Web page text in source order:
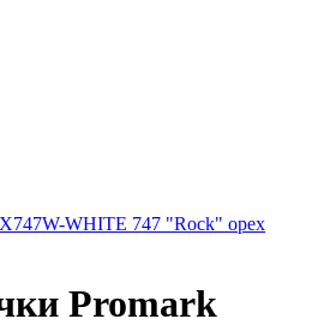
WHITE 747 "Rock" орех
Promark